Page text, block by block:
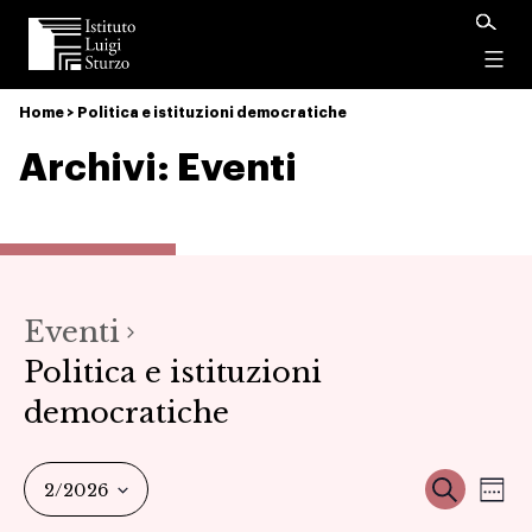
Istituto
Luigi
Sturzo
Home > Politica e istituzioni democratiche
Archivi: Eventi
Eventi
Politica e istituzioni
democratiche
Cerca
2/2026